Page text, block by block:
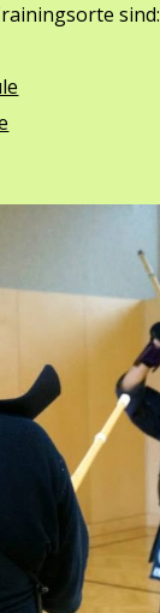
sind: